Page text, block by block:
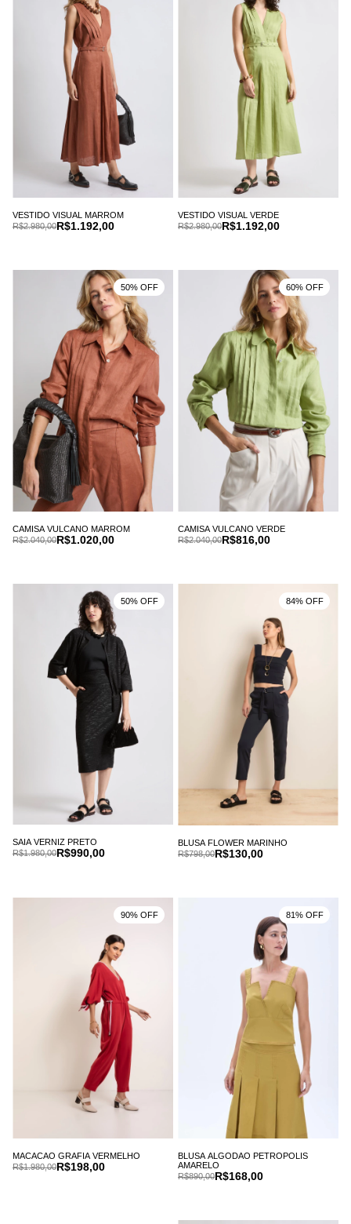
VESTIDO VISUAL MARROM
R$1.192,00
R$2.980,00
VESTIDO VISUAL VERDE
R$1.192,00
R$2.980,00
CAMISA VULCANO MARROM
R$1.020,00
R$2.040,00
50% OFF
CAMISA VULCANO VERDE
R$816,00
R$2.040,00
60% OFF
SAIA VERNIZ PRETO
R$990,00
R$1.980,00
50% OFF
BLUSA FLOWER MARINHO
R$130,00
R$798,00
84% OFF
MACACAO GRAFIA VERMELHO
R$198,00
R$1.980,00
90% OFF
BLUSA ALGODAO PETROPOLIS
AMARELO
R$168,00
R$890,00
81% OFF